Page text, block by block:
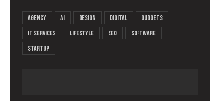
Agency AI Design Digital
Gudgets
IT services
Lifestyle Seo
Software
Startup